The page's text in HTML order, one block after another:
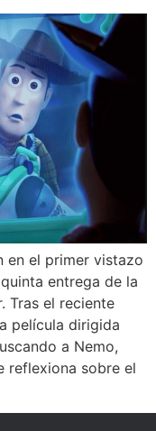
en el primer vistazo
entrega de la
Tras el reciente
película dirigida
a Nemo,
reflexiona sobre el